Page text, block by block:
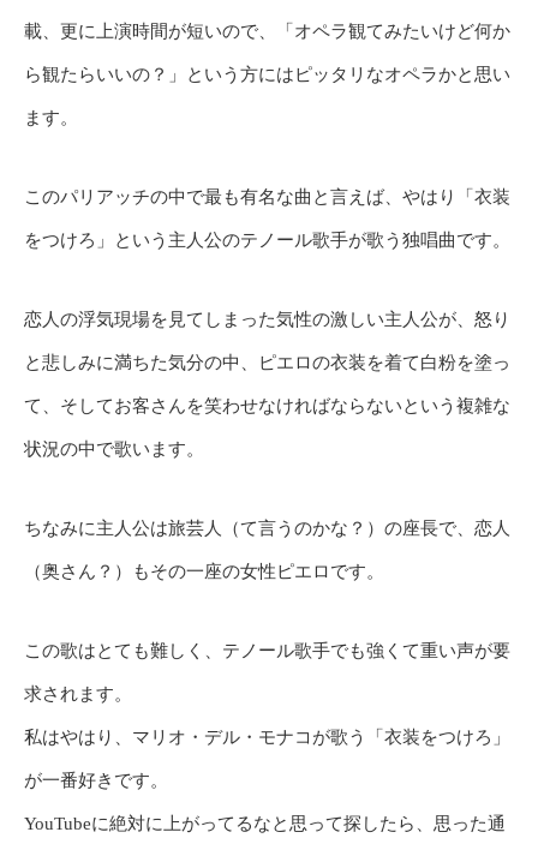
載、更に上演時間が短いので、「オペラ観てみたいけど何か
ら観たらいいの？」という方にはピッタリなオペラかと思い
ます。
このパリアッチの中で最も有名な曲と言えば、やはり「衣装
をつけろ」という主人公のテノール歌手が歌う独唱曲です。
恋人の浮気現場を見てしまった気性の激しい主人公が、怒り
と悲しみに満ちた気分の中、ピエロの衣装を着て白粉を塗っ
て、そしてお客さんを笑わせなければならないという複雑な
状況の中で歌います。
ちなみに主人公は旅芸人（て言うのかな？）の座長で、恋人
（奥さん？）もその一座の女性ピエロです。
この歌はとても難しく、テノール歌手でも強くて重い声が要
求されます。
私はやはり、マリオ・デル・モナコが歌う「衣装をつけろ」
が一番好きです。
YouTubeに絶対に上がってるなと思って探したら、思った通